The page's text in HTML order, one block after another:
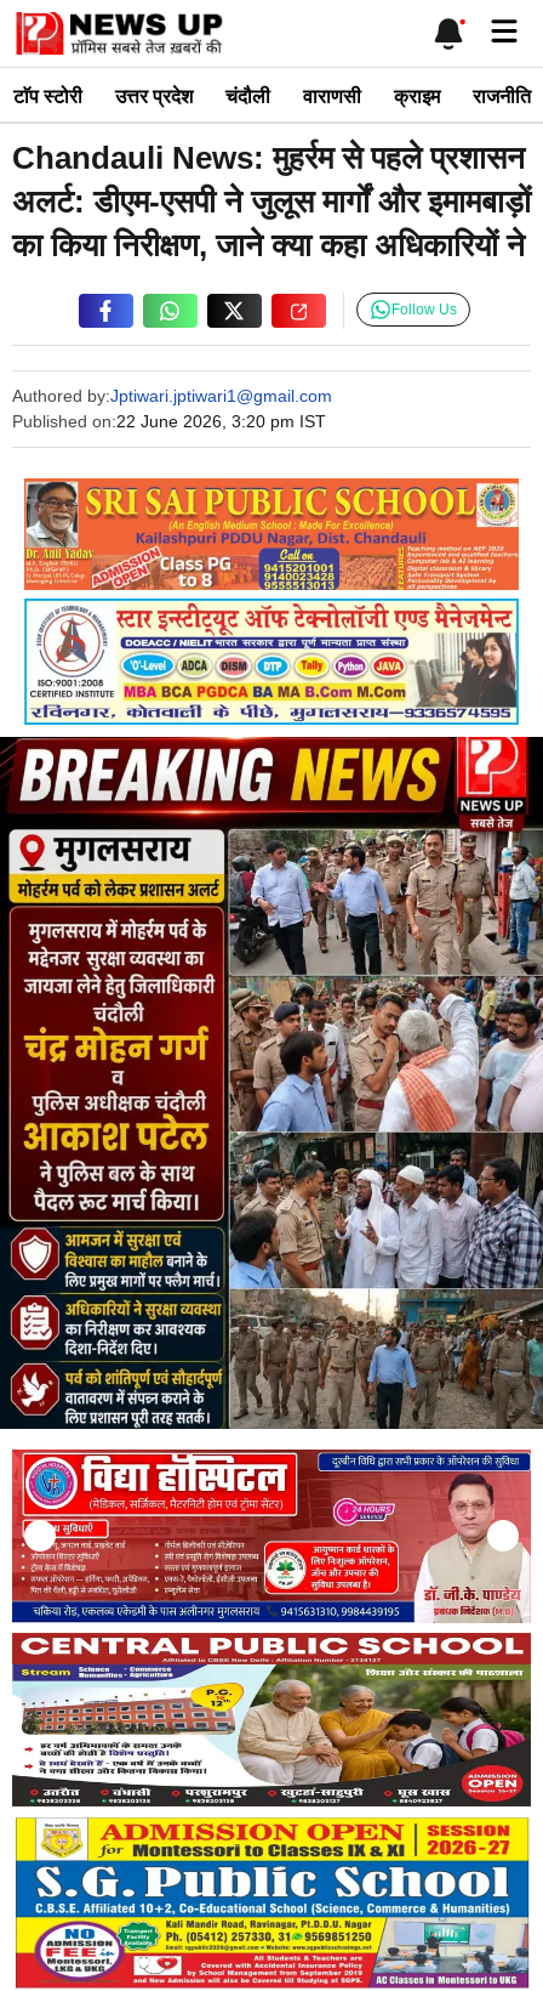
Skip
content
टाॅप स्टोरी उत्तर प्रदेश चंदौली वाराणसी क्राइम राजनीति
Chandauli News: मुहर्रम से पहले प्रशासन
अलर्ट: डीएम-एसपी ने जुलूस मार्गों और इमामबाड़ों
का किया निरीक्षण, जाने क्या कहा अधिकारियों ने
Authored by:Jptiwari.jptiwari1@gmail.com
Published on:22 June 2026, 3:20 pm IST
Follow Us